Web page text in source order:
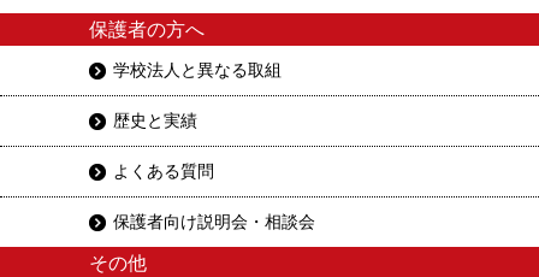
保護者の方へ
学校法人と異なる取組
歴史と実績
よくある質問
保護者向け説明会・相談会
その他